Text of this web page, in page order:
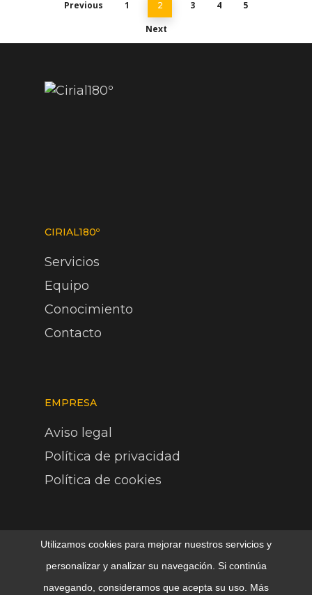
Previous 1 2 3 4
5
Next
CIRIAL180º
Servicios
Equipo
Conocimiento
Contacto
EMPRESA
Aviso legal
Política de privacidad
Política de cookies
© 2026 Cirial180º. Asesoramiento legal para empresas,
fondos e inversores.
Utilizamos cookies para mejorar nuestros servicios y
personalizar y analizar su navegación. Si continúa
navegando, consideramos que acepta su uso. Más